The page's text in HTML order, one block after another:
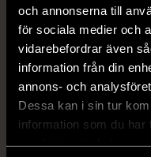
och annonserna till
för sociala medier och
vidarebefordrar även
information från din
annons- och
Dessa kan i sin tur
information som du har
STOCKH LM STUDIO
Stockh lm Studio - Rosa
kjol med volangdetalj
L (42-44) Nytt skick
199 kr